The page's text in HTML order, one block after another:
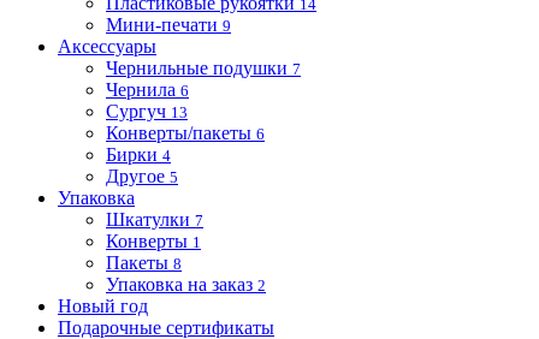
14
Мини-печати 9
Аксессуары
Чернильные подушки 7
Чернила 6
Сургуч 13
Конверты/пакеты 6
Бирки 4
Другое 5
Упаковка
Шкатулки 7
Конверты 1
Пакеты 8
Упаковка на заказ 2
Новый год
Подарочные сертификаты